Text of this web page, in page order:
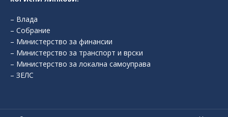
opens
in
new
window
– Влада
– Собрание
– Министерство за финансии
– Министерство за транспорт и врски
– Министерство за локална самоуправа
– ЗЕЛС